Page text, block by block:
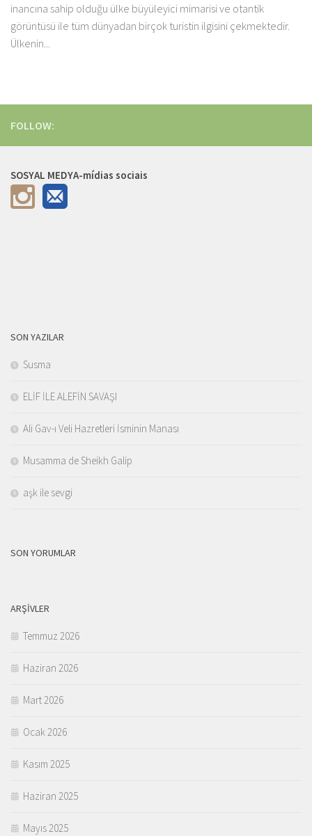
inancına sahip olduğu ülke büyüleyici mimarisi ve otantik
görüntüsü ile tüm dünyadan birçok turistin ilgisini çekmektedir.
Ülkenin...
FOLLOW:
SOSYAL MEDYA-mídias sociais
SON YAZILAR
Susma
ELİF İLE ALEFİN SAVAŞI
Ali Gav-ı Veli Hazretleri İsminin Manası
Musamma de Sheikh Galip
aşk ile sevgi
SON YORUMLAR
ARŞIVLER
Temmuz 2026
Haziran 2026
Mart 2026
Ocak 2026
Kasım 2025
Haziran 2025
Mayıs 2025